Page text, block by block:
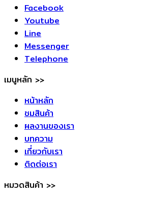
Facebook
Youtube
Line
Messenger
Telephone
เมนูหลัก >>
หน้าหลัก
ชมสินค้า
ผลงานของเรา
บทความ
เกี่ยวกับเรา
ติดต่อเรา
หมวดสินค้า >>